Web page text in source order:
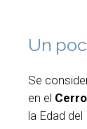
Un
Se
en el
la Edad